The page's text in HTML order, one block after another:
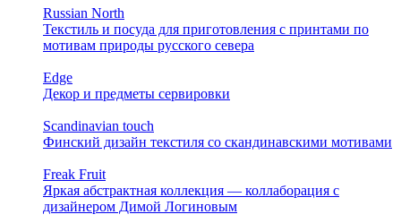
Russian North
Текстиль и посуда для приготовления с принтами по
мотивам природы русского севера
Edge
Декор и предметы сервировки
Scandinavian touch
Финский дизайн текстиля со скандинавскими мотивами
Freak Fruit
Яркая абстрактная коллекция — коллаборация с
дизайнером Димой Логиновым